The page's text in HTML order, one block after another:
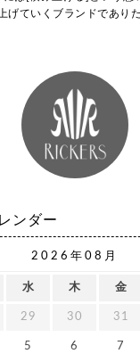
げていくブランドであり
ンダー
2026年08月
水 木 金
29 30 31
5 6 7